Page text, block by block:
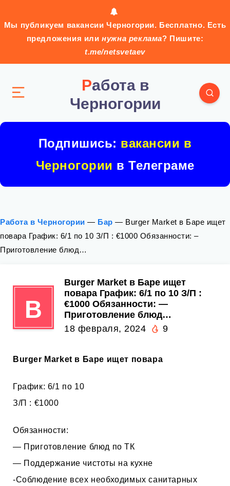
Мы публикуем вакансии Черногории. Бесплатно. Есть
предложения илинужна реклама? Пишите:
t.me/netsvetaev
Работа в
Черногории
Подпишись: вакансии в
Черногории в Телеграме
Работа в Черногории — Бар — Burger Market в Баре ищет
повара График: 6/1 по 10 З/П : €1000 Обязанности: –
Приготовление блюд…
B
Burger Market в Баре ищет
повара График: 6/1 по 10 З/П :
€1000 Обязанности: —
Приготовление блюд…
18 февраля, 2024
9
Burger Market в Баре ищет повара
График: 6/1 по 10
З/П : €1000
Обязанности:
— Приготовление блюд по ТК
— Поддержание чистоты на кухне
-Соблюдение всех необходимых санитарных